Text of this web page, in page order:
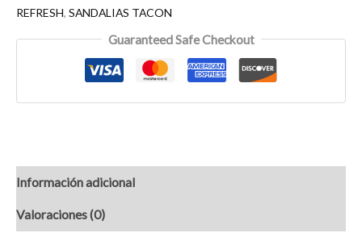
REFRESH, SANDALIAS TACON
Guaranteed Safe Checkout
Información adicional
Valoraciones (0)